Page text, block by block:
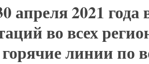
апреля 2021
во всех
линии по